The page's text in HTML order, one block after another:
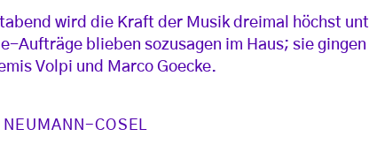
wird die Kraft der Musik dreimal höchst
Aufträge blieben sozusagen im Haus; sie
Volpi und Marco Goecke.
COSEL